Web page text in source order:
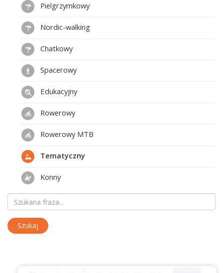
Pielgrzymkowy
Nordic-walking
Chatkowy
Spacerowy
Edukacyjny
Rowerowy
Rowerowy MTB
Tematyczny
Konny